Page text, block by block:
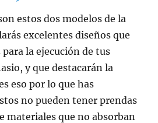
estos dos modelos de la
excelentes diseños que
la ejecución de tus
y que destacarán la
eso por lo que has
no pueden tener prendas
materiales que no absorban